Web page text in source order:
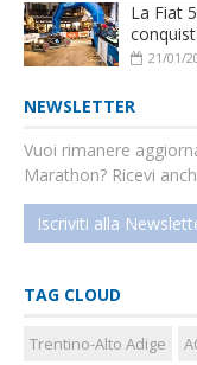
La Fiat
21/01/
NEWSLETTER
Vuoi rimanere
Marathon? Ricevi
Iscriviti alla
TAG CLOUD
Trentino-Alto Adige